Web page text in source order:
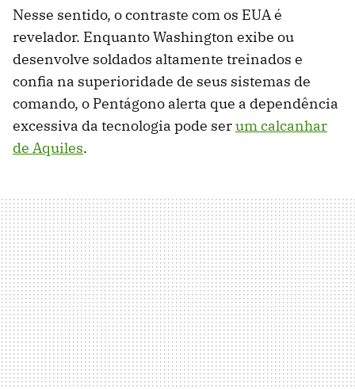
Nesse sentido, o contraste com os EUA é
revelador. Enquanto Washington exibe ou
desenvolve soldados altamente treinados e
confia na superioridade de seus sistemas de
comando, o Pentágono alerta que a dependência
excessiva da tecnologia pode serum calcanhar
de Aquiles.